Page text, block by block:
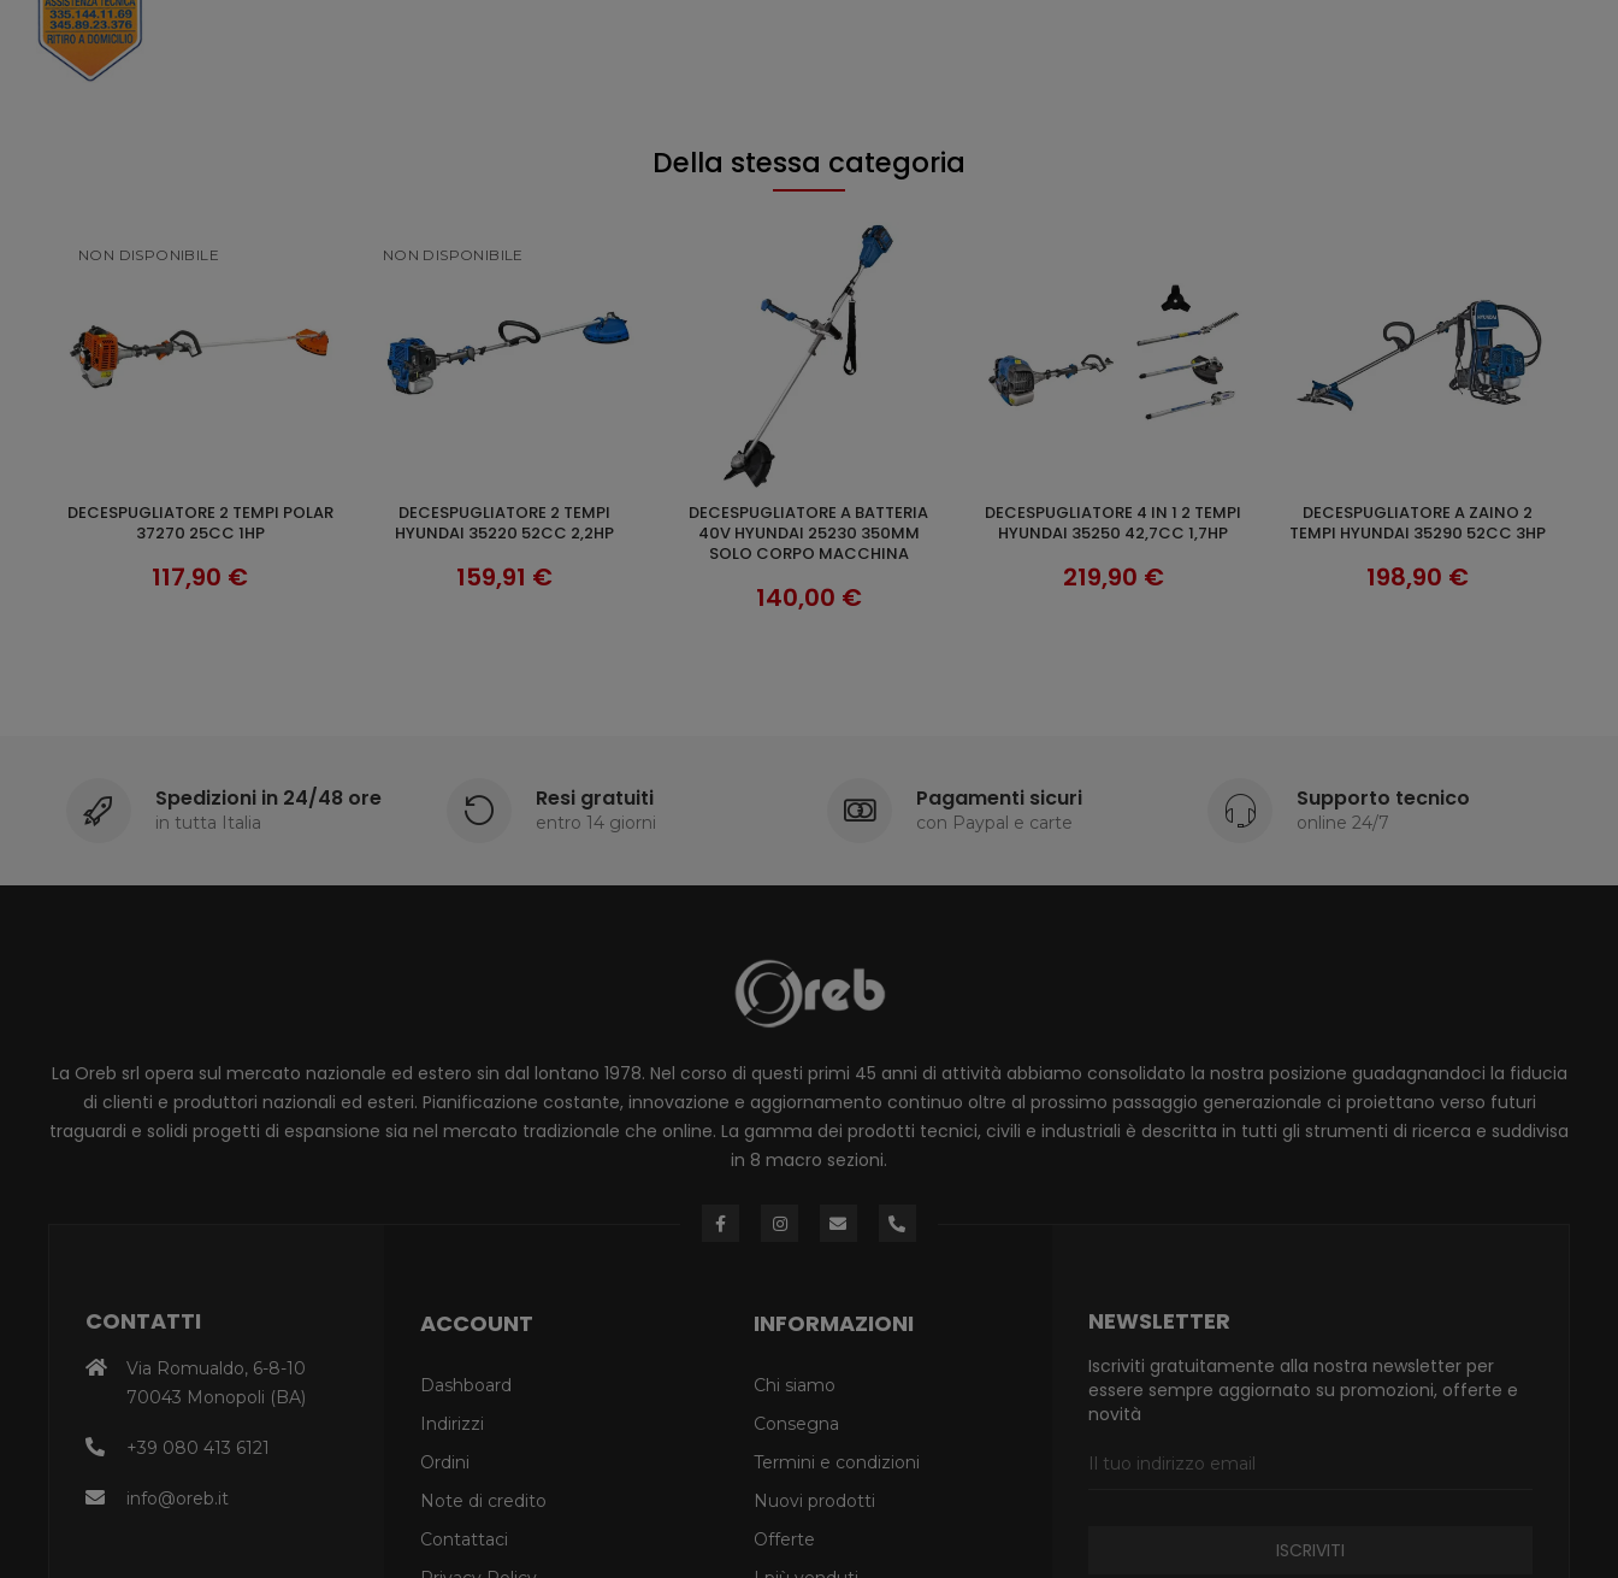
Della stessa categoria
NON DISPONIBILE
SCOPRI
DECESPUGLIATORE 2 TEMPI POLAR
37270 25CC 1HP
117,90 €
NON DISPONIBILE
SCOPRI
DECESPUGLIATORE 2 TEMPI
HYUNDAI 35220 52CC 2,2HP
159,91 €
AGGIUNGI AL CARRELLO
DECESPUGLIATORE A BATTERIA
40V HYUNDAI 25230 350MM
SOLO CORPO MACCHINA
140,00 €
AGGIUNGI AL CARRELLO
DECESPUGLIATORE 4 IN 1 2 TEMPI
HYUNDAI 35250 42,7CC 1,7HP
219,90 €
AGGIUNGI AL CARRELLO
DECESPUGLIATORE A ZAINO 2
TEMPI HYUNDAI 35290 52CC 3HP
198,90 €
Spedizioni in 24/48 ore
in tutta Italia
Resi gratuiti
entro 14 giorni
Pagamenti sicuri
con Paypal e carte
Supporto tecnico
online 24/7
La Oreb srl opera sul mercato nazionale ed estero sin dal lontano 1978. Nel corso di questi primi 45 anni di attività abbiamo consolidato la nostra posizione guadagnandoci la fiducia
di clienti e produttori nazionali ed esteri. Pianificazione costante, innovazione e aggiornamento continuo oltre al prossimo passaggio generazionale ci proiettano verso futuri
traguardi e solidi progetti di espansione sia nel mercato tradizionale che online. La gamma dei prodotti tecnici, civili e industriali è descritta in tutti gli strumenti di ricerca e suddivisa
in 8 macro sezioni.
CONTATTI
Via Romualdo, 6-8-10
70043 Monopoli (BA)
+39 080 413 6121
info@oreb.it
ACCOUNT
Dashboard
Indirizzi
Ordini
Note di credito
Contattaci
INFORMAZIONI
Chi siamo
Consegna
Termini e condizioni
Nuovi prodotti
Offerte
NEWSLETTER
Iscriviti gratuitamente alla nostra newsletter per
essere sempre aggiornato su promozioni, offerte e
novità
ISCRIVITI